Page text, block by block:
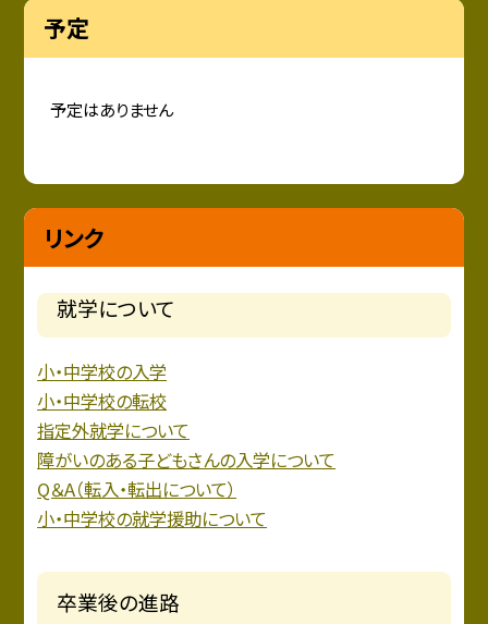
予定
予定はありません
リンク
就学について
小・中学校の入学
小・中学校の転校
指定外就学について
障がいのある子どもさんの入学について
Q＆A（転入・転出について）
小・中学校の就学援助について
卒業後の進路